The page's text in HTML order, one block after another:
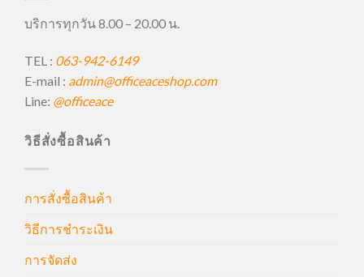
บริการทุกวัน 8.00 – 20.00 น.
TEL : 063-942-6149
E-mail : admin@officeaceshop.com
Line: @officeace
วิธีสั่งซื้อสินค้า
การสั่งซื้อสินค้า
วิธีการชำระเงิน
การจัดส่ง